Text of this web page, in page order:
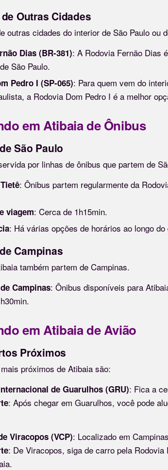
Outras Cidades
outras cidades do interior de São Paulo ou
Dias (BR-381): A Rodovia Fernão Dias
São Paulo.
Pedro I (SP-065): Para quem vem do
a Rodovia Dom Pedro I é a melhor
em Atibaia de Ônibus
São Paulo
por linhas de ônibus que partem de
: Ônibus partem regularmente da
viagem: Cerca de 1h15min.
: Há várias opções de horários ao longo do
Campinas
também partem de Campinas.
Campinas: Ônibus disponíveis para
em Atibaia de Avião
Próximos
próximos de Atibaia são:
de Guarulhos (GRU): Fica a
: Após chegar em Guarulhos, você pode
Viracopos (VCP): Localizado em
: De Viracopos, siga de carro pela